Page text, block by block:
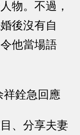
物。不過，
後沒有自
他當場語
祥銓急回應
、分享夫妻